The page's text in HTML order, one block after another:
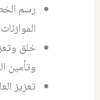
رسم
خلق
وتأمين
تعزيز